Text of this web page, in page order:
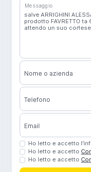
Messaggio
Nome o azienda
Telefono
Email
Ho letto e accetto
Ho letto e accetto
Ho letto e accetto